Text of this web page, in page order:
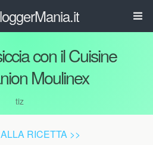
con il Cuisine
Moulinex
tiz
RICETTA >>